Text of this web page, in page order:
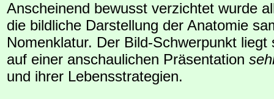
Anscheinend bewusst verzichtet wurde
die bildliche Darstellung der Anatomie
Nomenklatur. Der Bild-Schwerpunkt liegt
auf einer anschaulichen Präsentation
und ihrer Lebensstrategien.